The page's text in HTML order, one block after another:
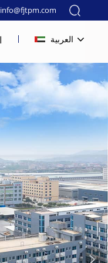
العربية
English
français
русский
español
العربية